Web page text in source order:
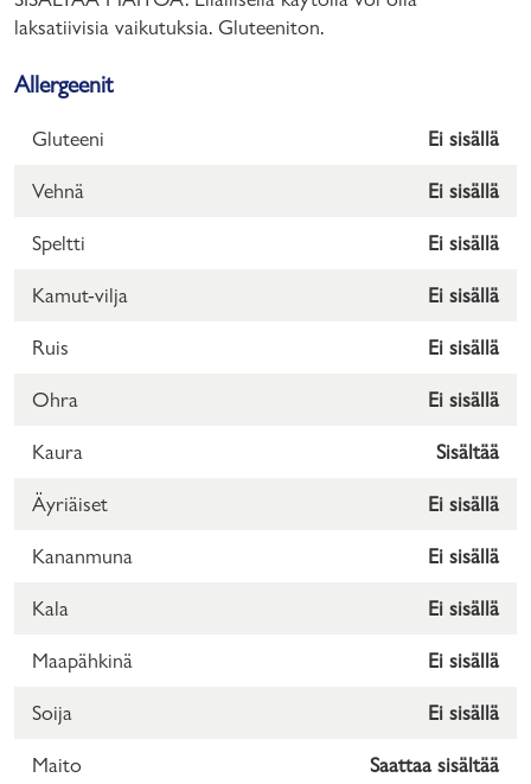
laksatiivisia vaikutuksia. Gluteeniton.
Allergeenit
Gluteeni Ei sisällä
Vehnä Ei sisällä
Speltti Ei sisällä
Kamut-vilja Ei sisällä
Ruis Ei sisällä
Ohra Ei sisällä
Kaura Sisältää
Äyriäiset Ei sisällä
Kananmuna Ei sisällä
Kala Ei sisällä
Maapähkinä Ei sisällä
Soija Ei sisällä
Maito Saattaa sisältää